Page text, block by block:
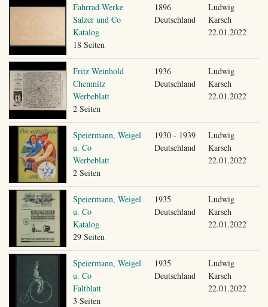
Fahrrad-Werke
Salzer und Co
Katalog
18 Seiten
1896
Deutschland
Ludwig
Karsch
22.01.2022
Fritz Weinhold
Chemnitz
Werbeblatt
2 Seiten
1936
Deutschland
Ludwig
Karsch
22.01.2022
Speiermann, Weigel
u. Co
Werbeblatt
2 Seiten
1930 - 1939
Deutschland
Ludwig
Karsch
22.01.2022
Speiermann, Weigel
u. Co
Katalog
29 Seiten
1935
Deutschland
Ludwig
Karsch
22.01.2022
Speiermann, Weigel
u. Co
Faltblatt
3 Seiten
1935
Deutschland
Ludwig
Karsch
22.01.2022